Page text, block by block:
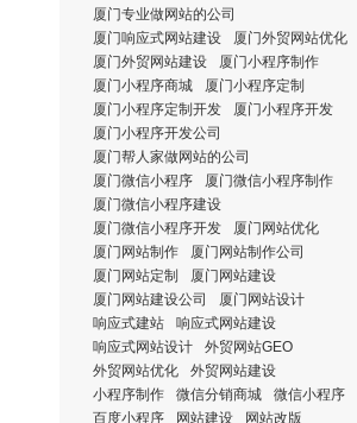
厦门专业做网站的公司
厦门响应式网站建设
厦门外贸网站优化
厦门外贸网站建设
厦门小程序制作
厦门小程序商城
厦门小程序定制
厦门小程序定制开发
厦门小程序开发
厦门小程序开发公司
厦门帮人家做网站的公司
厦门微信小程序
厦门微信小程序制作
厦门微信小程序建设
厦门微信小程序开发
厦门网站优化
厦门网站制作
厦门网站制作公司
厦门网站定制
厦门网站建设
厦门网站建设公司
厦门网站设计
响应式建站
响应式网站建设
响应式网站设计
外贸网站GEO
外贸网站优化
外贸网站建设
小程序制作
微信分销商城
微信小程序
百度小程序
网站建设
网站改版